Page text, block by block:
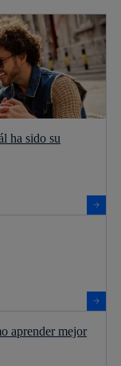
ha sido su
aprender mejor